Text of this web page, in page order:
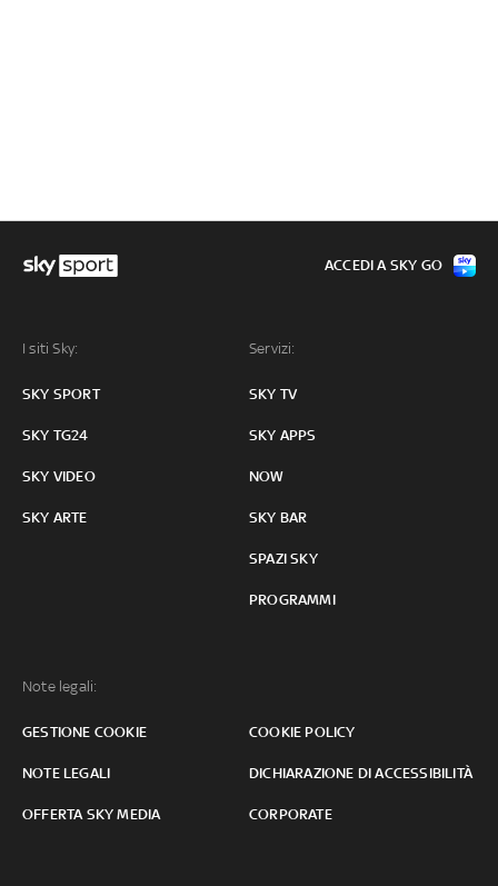
I siti Sky:
SKY SPORT
SKY TG24
SKY VIDEO
SKY ARTE
Servizi:
SKY TV
SKY APPS
NOW
SKY BAR
SPAZI SKY
PROGRAMMI
Note legali:
GESTIONE COOKIE COOKIE POLICY
NOTE LEGALI DICHIARAZIONE DI ACCESSIBILITÀ
OFFERTA SKY MEDIA CORPORATE
ACCEDI A SKY GO